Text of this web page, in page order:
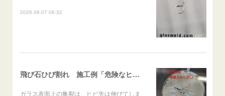
2026.08.07 06:32
飛び石ひび割れ 施工例「危険なヒビ🚨⚠️表面上亀裂」ジムニー
ガラス表面上の亀裂は、ヒビ先は伸びてしま